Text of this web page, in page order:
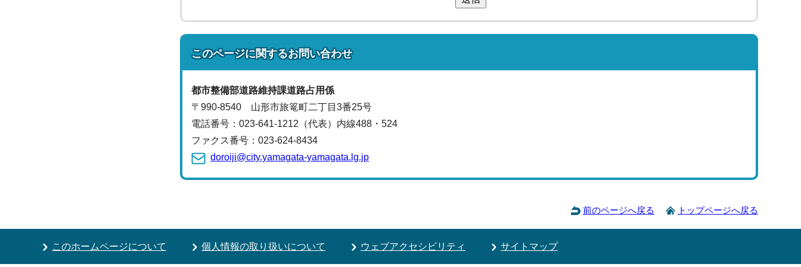
このページに関するお問い合わせ
都市整備部道路維持課道路占用係
〒990-8540 山形市旅篭町二丁目3番25号
電話番号： 023-641-1212（代表） 内線488・524
ファクス番号：023-624-8434
doroiji@city.yamagata-yamagata.lg.jp
前のページへ戻る トップページへ戻る
このホームページについて 個人情報の取り扱いについて ウェブアクセシビリティ サイトマップ